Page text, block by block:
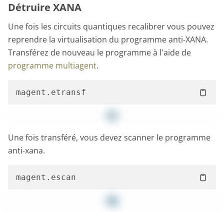
Détruire XANA
Une fois les circuits quantiques recalibrer vous pouvez
reprendre la virtualisation du programme anti-XANA.
Transférez de nouveau le programme à l'aide de
programme multiagent.
Une fois transféré, vous devez scanner le programme
anti-xana.